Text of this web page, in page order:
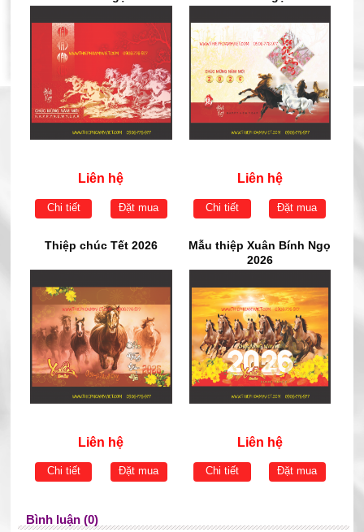
Liên hệ
Chi tiết Đặt mua
Liên hệ
Chi tiết Đặt mua
Thiệp chúc Tết 2026
Liên hệ
Chi tiết Đặt mua
Mẫu thiệp Xuân Bính Ngọ
2026
Liên hệ
Chi tiết Đặt mua
Bình luận (0)